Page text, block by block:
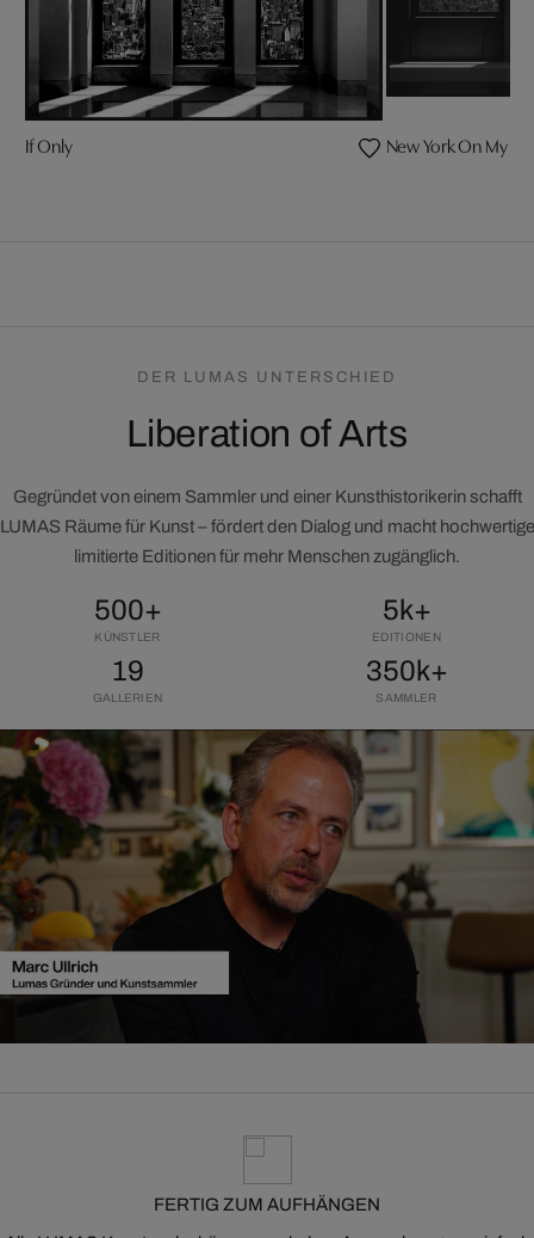
If Only New York On My
DER LUMAS UNTERSCHIED
Liberation of Arts
Gegründet von einem Sammler und einer Kunsthistorikerin schafft
LUMAS Räume für Kunst – fördert den Dialog und macht hochwertige
limitierte Editionen für mehr Menschen zugänglich.
500+
KÜNSTLER
5k+
EDITIONEN
19
GALLERIEN
350k+
SAMMLER
FERTIG ZUM AUFHÄNGEN